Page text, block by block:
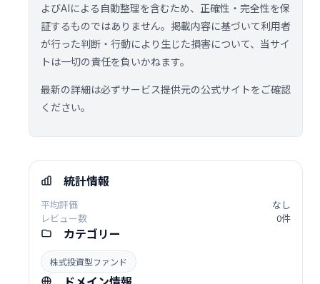
よびAIによる自動整理を含むため、正確性・完全性を保
証するものではありません。掲載内容に基づいて利用者
が行った判断・行動により生じた損害について、当サイ
トは一切の責任を負いかねます。
最新の詳細は必ずサービス提供元の公式サイトをご確認
ください。
統計情報
平均評価
なし
レビュー数
0件
カテゴリー
株式投資型ファンド